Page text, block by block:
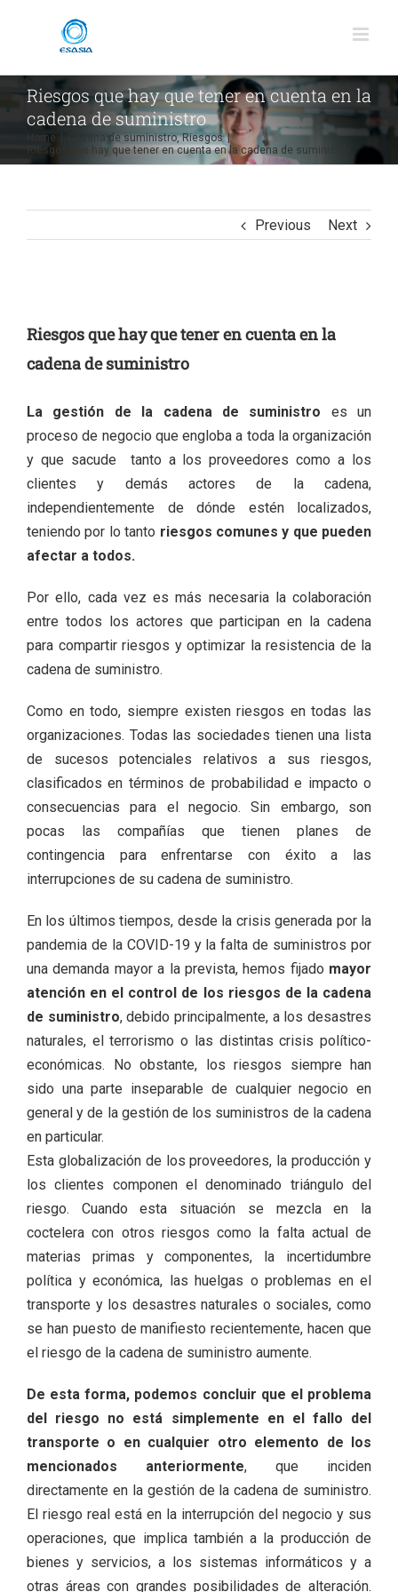
Riesgos que hay que tener en cuenta en la
cadena de suministro
Home Cadena de suministro,Riesgos |
Riesgos que hay que tener en cuenta en la cadena de suministro
Previous Next
Larger
Image
Riesgos que hay que tener en cuenta en la
cadena de suministro
La gestión de la cadena de suministro es un
proceso de negocio que engloba a toda la organización
y que sacude tanto a los proveedores como a los
clientes y demás actores de la cadena,
independientemente de dónde estén localizados,
teniendo por lo tanto riesgos comunes y que pueden
afectar a todos.
Por ello, cada vez es más necesaria la colaboración
entre todos los actores que participan en la cadena
para compartir riesgos y optimizar la resistencia de la
cadena de suministro.
Como en todo, siempre existen riesgos en todas las
organizaciones. Todas las sociedades tienen una lista
de sucesos potenciales relativos a sus riesgos,
clasificados en términos de probabilidad e impacto o
consecuencias para el negocio. Sin embargo, son
pocas las compañías que tienen planes de
contingencia para enfrentarse con éxito a las
interrupciones de su cadena de suministro.
En los últimos tiempos, desde la crisis generada por la
pandemia de la COVID-19 y la falta de suministros por
una demanda mayor a la prevista, hemos fijado mayor
atención en el control de los riesgos de la cadena
de suministro, debido principalmente, a los desastres
naturales, el terrorismo o las distintas crisis político-
económicas. No obstante, los riesgos siempre han
sido una parte inseparable de cualquier negocio en
general y de la gestión de los suministros de la cadena
en particular.
Esta globalización de los proveedores, la producción y
los clientes componen el denominado triángulo del
riesgo. Cuando esta situación se mezcla en la
coctelera con otros riesgos como la falta actual de
materias primas y componentes, la incertidumbre
política y económica, las huelgas o problemas en el
transporte y los desastres naturales o sociales, como
se han puesto de manifiesto recientemente, hacen que
el riesgo de la cadena de suministro aumente.
De esta forma, podemos concluir que el problema
del riesgo no está simplemente en el fallo del
transporte o en cualquier otro elemento de los
mencionados anteriormente, que inciden
directamente en la gestión de la cadena de suministro.
El riesgo real está en la interrupción del negocio y sus
operaciones, que implica también a la producción de
bienes y servicios, a los sistemas informáticos y a
otras áreas con grandes posibilidades de alteración.